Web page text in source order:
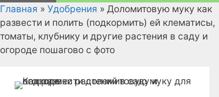
Главная » Удобрения » Доломитовую муку как
развести и полить (подкормить) ей клематисы,
томаты, клубнику и другие растения в саду и
огороде пошагово с фото